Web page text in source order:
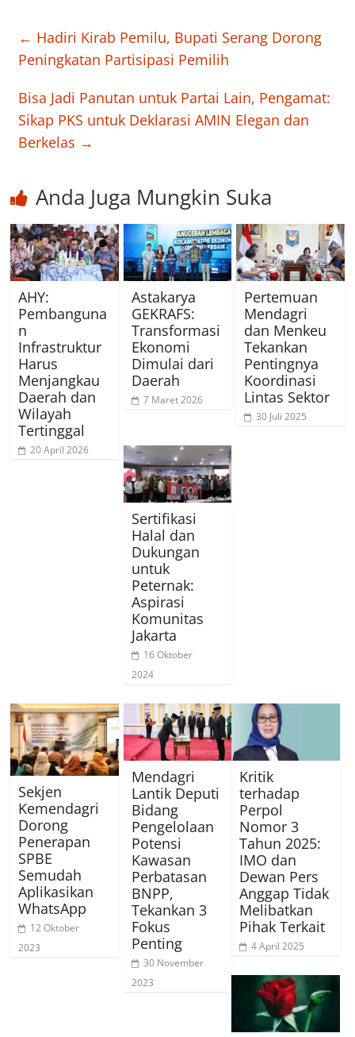
← Hadiri Kirab Pemilu, Bupati Serang Dorong
Peningkatan Partisipasi Pemilih
Bisa Jadi Panutan untuk Partai Lain, Pengamat:
Sikap PKS untuk Deklarasi AMIN Elegan dan
Berkelas →
Anda Juga Mungkin Suka
AHY:
Pembanguna
n
Infrastruktur
Harus
Menjangkau
Daerah dan
Wilayah
Tertinggal
20 April 2026
Astakarya
GEKRAFS:
Transformasi
Ekonomi
Dimulai dari
Daerah
7 Maret 2026
Pertemuan
Mendagri
dan Menkeu
Tekankan
Pentingnya
Koordinasi
Lintas Sektor
30 Juli 2025
Sertifikasi
Halal dan
Dukungan
untuk
Peternak:
Aspirasi
Komunitas
Jakarta
16 Oktober
2024
Sekjen
Kemendagri
Dorong
Penerapan
SPBE
Semudah
Aplikasikan
WhatsApp
12 Oktober
2023
Mendagri
Lantik Deputi
Bidang
Pengelolaan
Potensi
Kawasan
Perbatasan
BNPP,
Tekankan 3
Fokus
Penting
30 November
2023
Kritik
terhadap
Perpol
Nomor 3
Tahun 2025:
IMO dan
Dewan Pers
Anggap Tidak
Melibatkan
Pihak Terkait
4 April 2025